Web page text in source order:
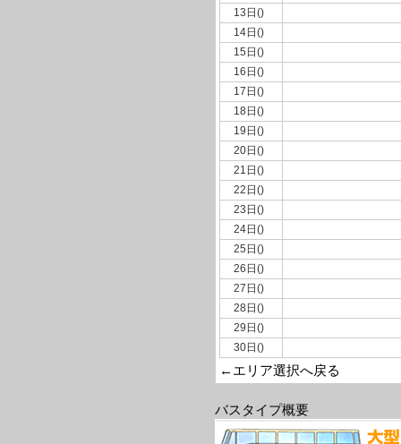
13日()
14日()
15日()
16日()
17日()
18日()
19日()
20日()
21日()
22日()
23日()
24日()
25日()
26日()
27日()
28日()
29日()
30日()
←エリア選択へ戻る
バスタイプ概要